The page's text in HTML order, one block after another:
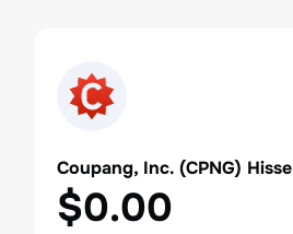
Coupang, Inc. (CPNG) Hisse
$0.00